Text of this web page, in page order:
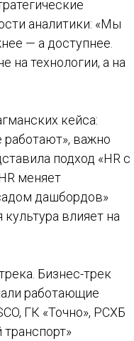
аналитики: «Мы
— а доступнее.
на технологии, а на
кейса:
работают», важно
подход «HR с
меняет
дашбордов»
влияет на
Бизнес-трек
работающие
ГК «Точно», РСХБ